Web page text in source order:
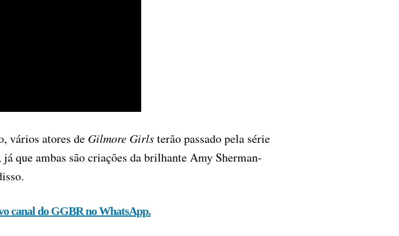
vários atores de Gilmore Girlsterão passado pela série
que ambas são criações da brilhante Amy Sherman-
canal do GGBR no WhatsApp.